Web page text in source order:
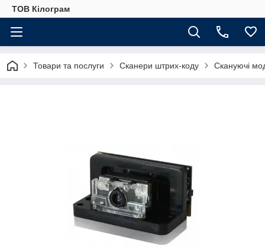
ТОВ Кілограм
Товари та послуги Сканери штрих-коду Скануючі